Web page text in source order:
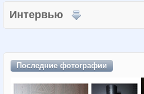
Интервью
Последниефотографии